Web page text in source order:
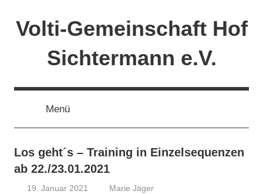
InhaltVolti-Gemeinschaft Hof
Sichtermann e.V.
Menü
Los geht´s – Training in Einzelsequenzen
ab 22./23.01.2021
19. Januar 2021
Marie Jäger